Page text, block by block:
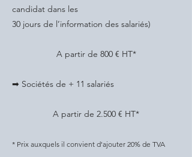
candidat dans les
30 jours de l’information des salariés)
A partir de 800 € HT*
➡ Sociétés de + 11 salariés
A partir de 2.500 € HT*
* Prix auxquels il convient d'ajouter 20% de TVA